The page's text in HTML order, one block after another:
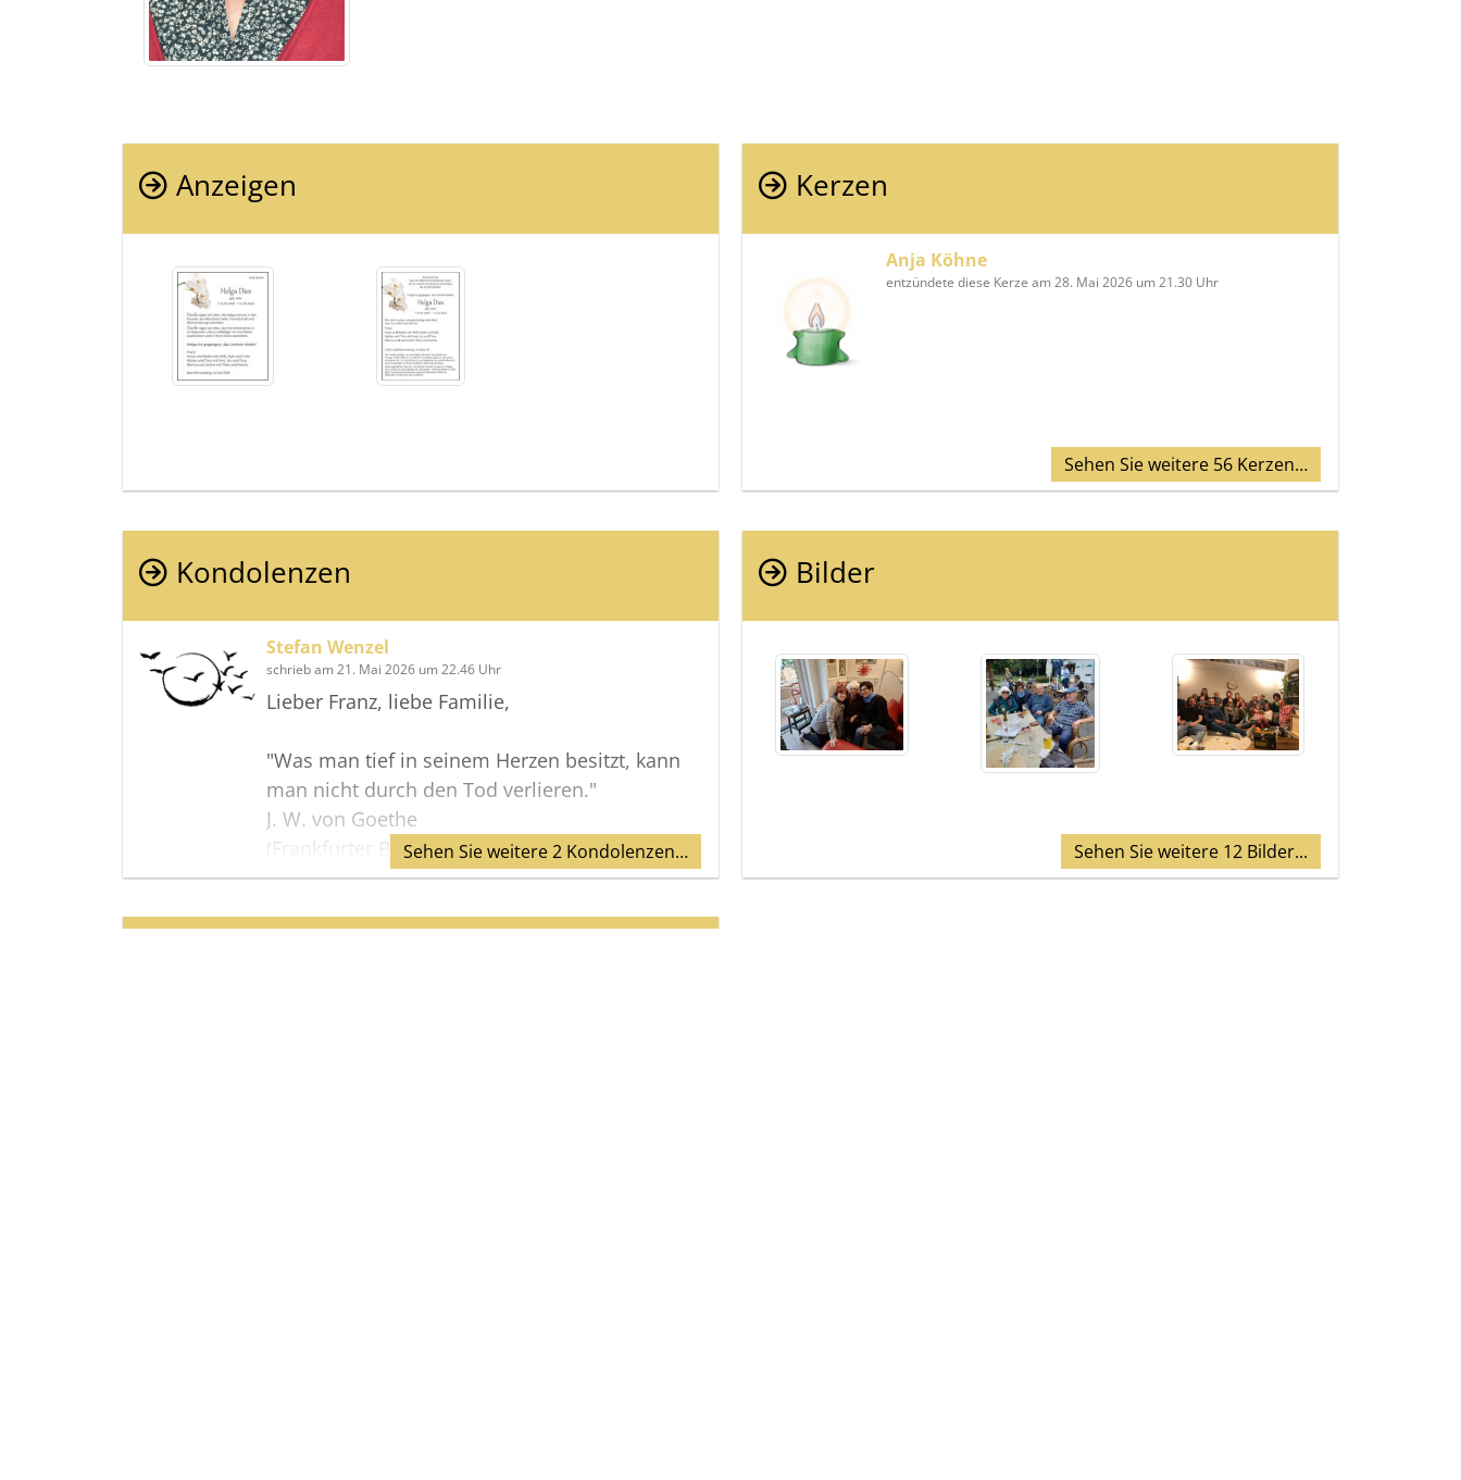
Anzeigen Kerzen
Anja Köhne
entzündete diese Kerze am 28. Mai 2026 um 21.30 Uhr
Sehen Sie weitere 56 Kerzen…
Kondolenzen
Stefan Wenzel
schrieb am 21. Mai 2026 um 22.46 Uhr
Lieber Franz, liebe Familie,
"Was man tief in seinem Herzen besitzt, kann
man nicht durch den Tod verlieren."
J. W. von Goethe
(Frankfurter Bub)
besonderes Erinnerungsplätzchen haben.
Sehen Sie weitere 2 Kondolenzen…
Bilder
Sehen Sie weitere 12 Bilder...